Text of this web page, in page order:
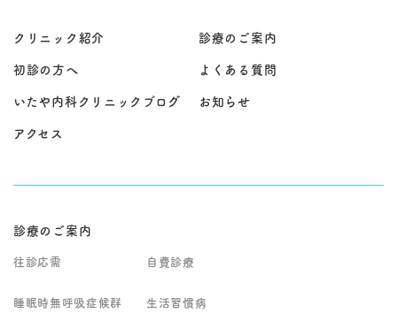
クリニック紹介 診療のご案内
初診の方へ よくある質問
いたや内科クリニックブログ お知らせ
アクセス
診療のご案内
往診応需 自費診療
睡眠時無呼吸症候群 生活習慣病